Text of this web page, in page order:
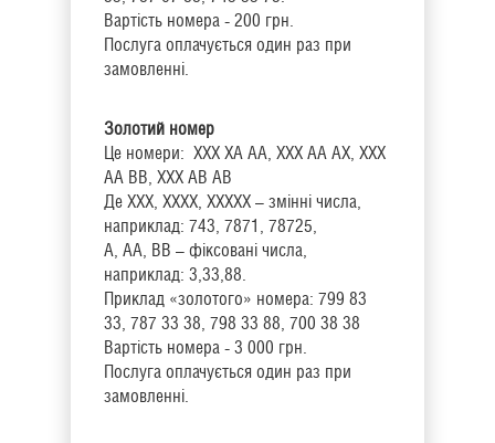
Вартість номера - 200 грн.
Послуга оплачується один раз при
замовленні.
Золотий номер
Це номери: ХХХ ХА АА, ХХХ АА АХ, ХХХ
АА ВВ, ХХХ АВ АВ
Де ХХХ, ХХХХ, ХХХХХ – змінні числа,
наприклад: 743, 7871, 78725,
А, АА, ВВ – фіксовані числа,
наприклад: 3,33,88.
Приклад «золотого» номера: 799 83
33, 787 33 38, 798 33 88, 700 38 38
Вартість номера - 3 000 грн.
Послуга оплачується один раз при
замовленні.